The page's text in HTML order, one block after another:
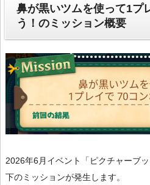
鼻が黒いツムを使って1プ
う！のミッション概要
2026年6月イベント「ピクチャーブ
下のミッションが発生します。